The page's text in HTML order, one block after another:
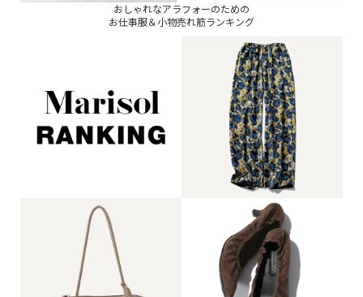
おしゃれなアラフォーのための
お仕事服＆小物売れ筋ランキング